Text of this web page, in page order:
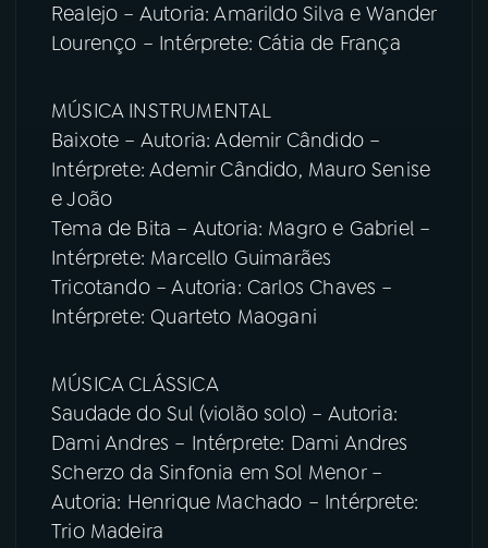
Realejo – Autoria: Amarildo Silva e Wander
Lourenço – Intérprete: Cátia de França
MÚSICA INSTRUMENTAL
Baixote – Autoria: Ademir Cândido –
Intérprete: Ademir Cândido, Mauro Senise
e João
Tema de Bita – Autoria: Magro e Gabriel –
Intérprete: Marcello Guimarães
Tricotando – Autoria: Carlos Chaves –
Intérprete: Quarteto Maogani
MÚSICA CLÁSSICA
Saudade do Sul (violão solo) – Autoria:
Dami Andres – Intérprete: Dami Andres
Scherzo da Sinfonia em Sol Menor –
Autoria: Henrique Machado – Intérprete:
Trio Madeira